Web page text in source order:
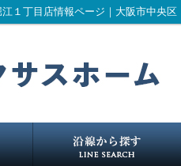
１丁目店情報ページ｜大阪市中央